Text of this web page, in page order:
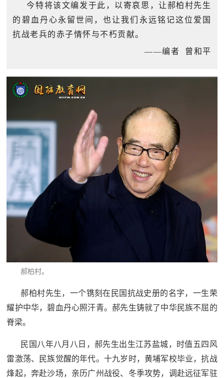
防
知
识
民
全
防
子
弟
兵
国
防
动
民
人
防
空
智
今特将该文编发于此，以寄哀思，让郝柏村先生
的碧血丹心永留世间，也让我们永远铭记这位爱国
抗战老兵的赤子情怀与不朽贡献。
——编者 曾和平
郝柏村。
郝柏村先生，一个镌刻在民国抗战史册的名字，一生荣
耀护中华，碧血丹心照汗青。郝先生铸就了中华民族不屈的
脊梁。
民国八年八月八日，郝先生出生江苏盐城，时值五四风
雷激荡、民族觉醒的年代。十九岁时，黄埔军校毕业，抗战
烽起，奔赴沙场，亲历广州战役、冬季攻势，调赴远征军驻